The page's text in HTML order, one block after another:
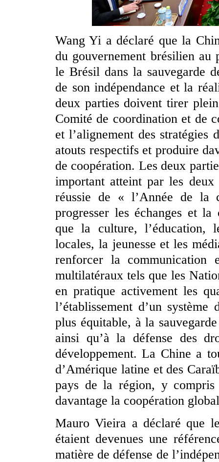
Wang Yi a déclaré que la
du gouvernement brésilien au
le Brésil dans la sauvegarde
de son indépendance et la
deux parties doivent tirer
Comité de coordination et de
et l’alignement des
atouts respectifs et produire
de coopération. Les deux
important atteint par les deux
réussie de « l’Année de la
progresser les échanges et
que la culture, l’éducation,
locales, la jeunesse et les
renforcer la communication
multilatéraux tels que les
en pratique activement les
l’établissement d’un
plus équitable, à la
ainsi qu’à la défense des
développement. La Chine a
d’Amérique latine et des
pays de la région, y
davantage la coopération
Mauro Vieira a déclaré que
étaient devenues une
matière de défense de